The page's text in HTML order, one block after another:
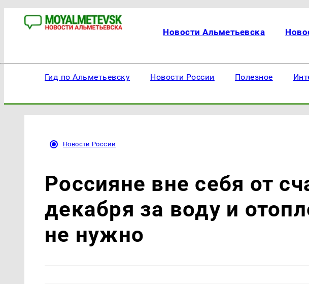
Новости Альметьевска
Гид по Альметьевску Новости России Полезное
Новости России
Россияне вне себя от
декабря за воду и
не нужно